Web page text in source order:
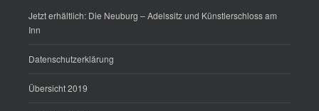
Jetzt erhältlich: Die Neuburg – Adelssitz und Künstlerschloss am
Inn
Datenschutzerklärung
Übersicht 2019